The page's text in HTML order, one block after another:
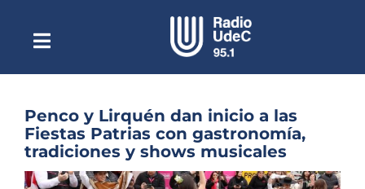
contenidoToggle
NavigationEscuchar Radio UdeC en vivo
Quiénes Somos
Programación
Podcast
Penco y Lirquén dan inicio a las
Fiestas Patrias con gastronomía,
tradiciones y shows musicales
Ver